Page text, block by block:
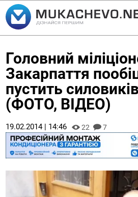
Головний
Закарпаття
пустить
(ФОТО, ВІДЕО)
19.02.2014 | 14:46 22 7